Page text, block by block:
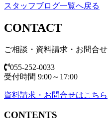
スタッフブログ一覧へ戻る
CONTACT
ご相談・資料請求・お問合せ
055-252-0033
受付時間 9:00～17:00
資料請求・お問合せはこちら
CONTENTS